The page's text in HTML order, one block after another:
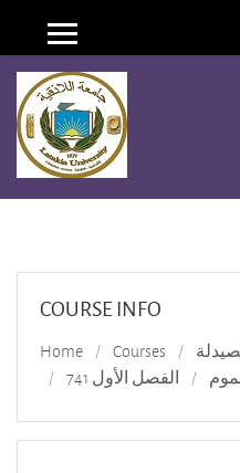
Skip to main content
Side panel
COURSE INFO
Home Courses
الفصل الأول 741